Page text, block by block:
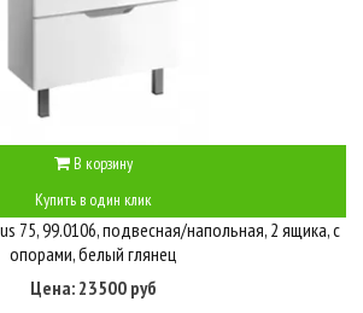
В корзину
Купить в один клик
75, 99.0106, подвесная/напольная, 2 ящика, с
опорами, белый глянец
Цена: 23500 руб